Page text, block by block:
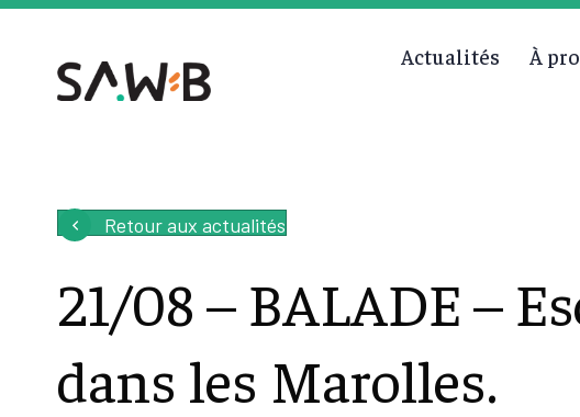
Actualités À
Retour aux actualités
21/08 – BALADE –
dans les Marolles.